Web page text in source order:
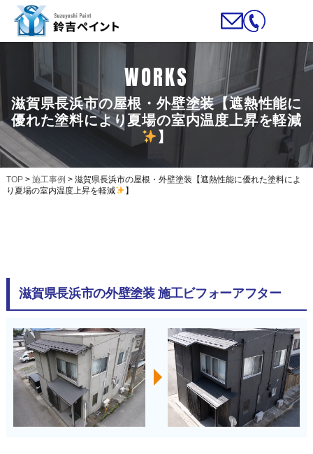
WORKS
滋賀県長浜市の屋根・外壁塗装【遮熱性能に
優れた塗料により夏場の室内温度上昇を軽減
】
TOP> 施工事例 > 滋賀県長浜市の屋根・外壁塗装【遮熱性能に優れた塗料によ
り夏場の室内温度上昇を軽減
】
滋賀県長浜市の外壁塗装 施工ビフォーアフター